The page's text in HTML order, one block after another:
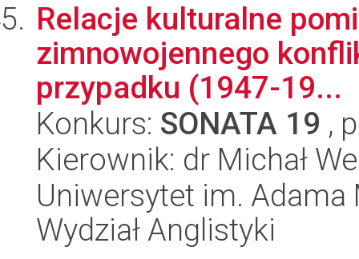
Relacje kulturalne
zimnowojennego
przypadku (1947-19...
Konkurs: SONATA 19 ,
Kierownik: dr Michał
Uniwersytet im.
Wydział Anglistyki